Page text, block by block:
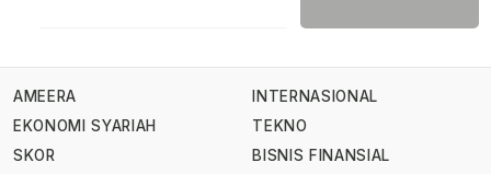
AMEERA
EKONOMI SYARIAH
SKOR
INTERNASIONAL
TEKNO
BISNIS FINANSIAL